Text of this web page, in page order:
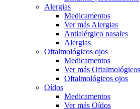
Alergias
Medicamentos
Ver más Alergias
Antialérgico nasales
Alergias
Oftalmológicos ojos
Medicamentos
Ver más
Oftalmológicos ojos
Oídos
Medicamentos
Ver más Oídos